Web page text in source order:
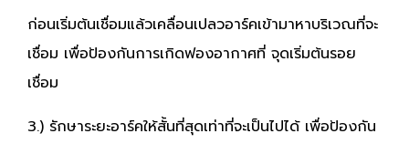
ก่อนเริ่มต้นเชื่อมแล้วเคลื่อนเปลวอาร์คเข้ามาหาบริเวณที่จะ
เชื่อม เพื่อป้องกันการเกิดฟองอากาศที่ จุดเริ่มต้นรอย
เชื่อม
3.) รักษาระยะอาร์คให้สั้นที่สุดเท่าที่จะเป็นไปได้ เพื่อป้องกัน